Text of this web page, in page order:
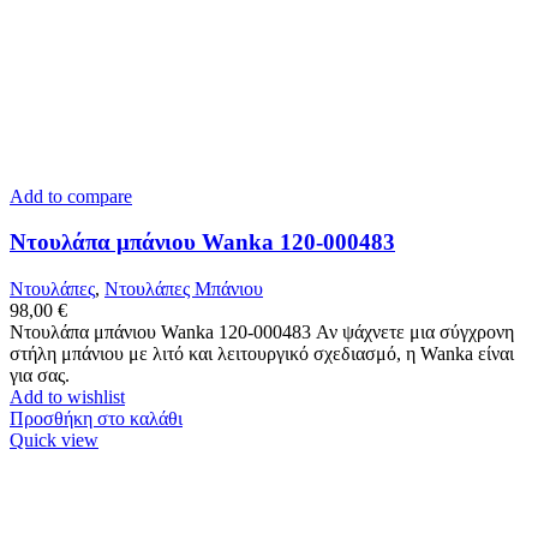
Add to compare
Ντουλάπα μπάνιου Wanka 120-000483
Ντουλάπες, Ντουλάπες Μπάνιου
98,00 €
Ντουλάπα μπάνιου Wanka 120-000483 Αν ψάχνετε μια σύγχρονη
στήλη μπάνιου με λιτό και λειτουργικό σχεδιασμό, η Wanka είναι
για σας.
Add to wishlist
Προσθήκη στο καλάθι
Quick view